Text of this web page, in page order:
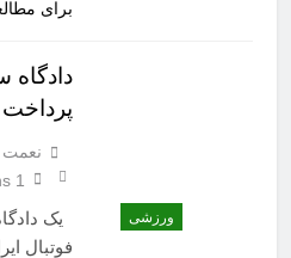
برای
ورزشی
دادگاه
نعمت
1 mins
یک
فوتبال